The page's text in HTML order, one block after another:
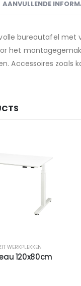
AANVULLENDE
bureautafel
het
Accessoires zoals
WERKPLEKKEN
120x80cm